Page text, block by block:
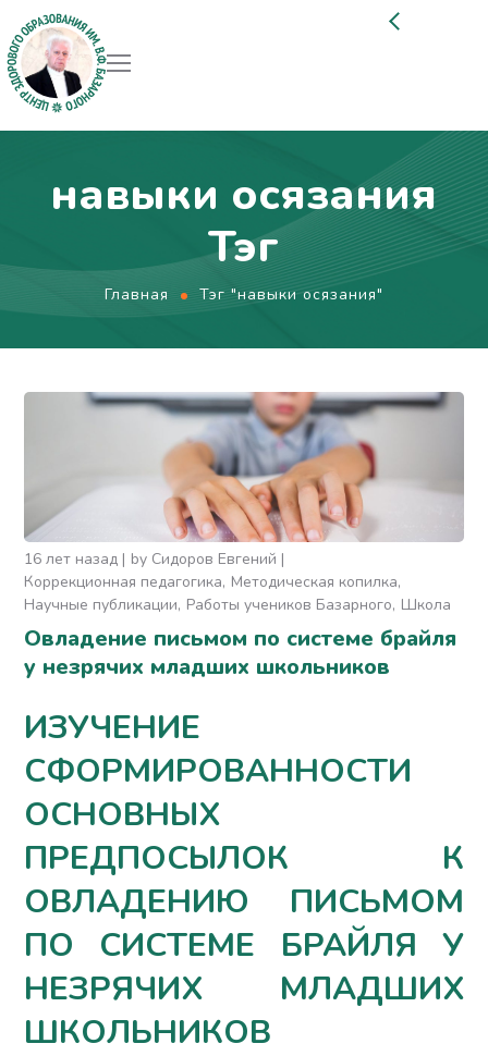
навыки осязания
Тэг
Главная Тэг "навыки осязания"
16 лет назад by Сидоров Евгений
Коррекционная педагогика Методическая копилка
Научные публикации Работы учеников Базарного Школа
Овладение письмом по системе брайля
у незрячих младших школьников
ИЗУЧЕНИЕ
СФОРМИРОВАННОСТИ
ОСНОВНЫХ
ПРЕДПОСЫЛОК К
ОВЛАДЕНИЮ ПИСЬМОМ
ПО СИСТЕМЕ БРАЙЛЯ У
НЕЗРЯЧИХ МЛАДШИХ
ШКОЛЬНИКОВ